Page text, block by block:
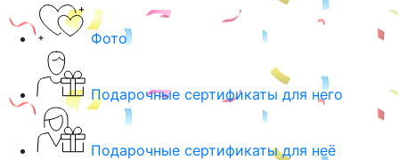
Фото
Подарочные сертификаты для него
Подарочные сертификаты для неё